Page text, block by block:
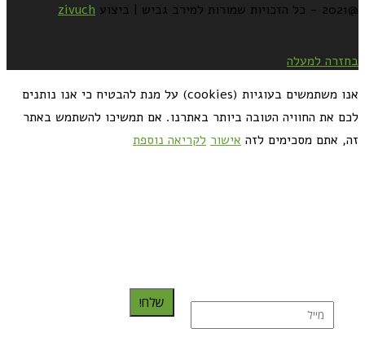
@2021 - כל הזכויות שמורות למירב גביש | ביצוע zivuch
בחזרה למעלה
אנו משתמשים בעוגיות (cookies) על מנת להבטיח כי אנו נותנים
לכם את החוויה הטובה ביותר באתרנו. אם תמשיכו להשתמש באתר
זה, אתם מסכימים לזה אישור לקריאה נוספת
שלח!